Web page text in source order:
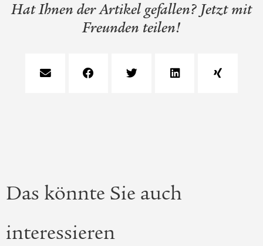
Hat Ihnen der Artikel gefallen? Jetzt mit
Freunden teilen!
Das könnte Sie auch
interessieren